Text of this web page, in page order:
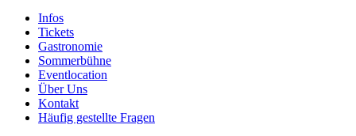
Infos
Tickets
Gastronomie
Sommerbühne
Eventlocation
Über Uns
Kontakt
Häufig gestellte Fragen